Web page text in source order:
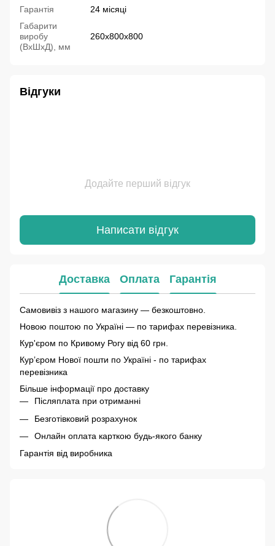
Гарантія
24 місяці
Габарити
виробу
(ВхШхД), мм
260х800х800
Відгуки
Додайте перший відгук
Написати відгук
Доставка Оплата Гарантія
Самовивіз з нашого магазину — безкоштовно.
Новою поштою по Україні — по тарифах перевізника.
Кур'єром по Кривому Рогу від 60 грн.
Курʼєром Нової пошти по Україні - по тарифах
перевізника
Більше інформації про доставку
Післяплата при отриманні
Безготівковий розрахунок
Онлайн оплата карткою будь-якого банку
Гарантія від виробника